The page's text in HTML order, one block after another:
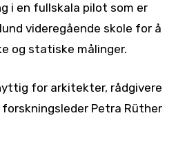
i en fullskala pilot som er
videregående skole for å
og statiske målinger.
for arkitekter, rådgivere
Petra Rüther